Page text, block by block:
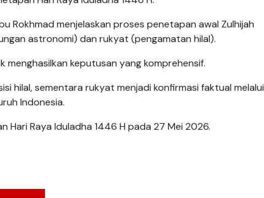
Rokhmad menjelaskan proses penetapan awal Zulhijah
astronomi) dan rukyat (pengamatan hilal).
keputusan yang komprehensif.
hilal, sementara rukyat menjadi konfirmasi faktual melalui
Indonesia.
Hari Raya Iduladha 1446 H pada 27 Mei 2026.